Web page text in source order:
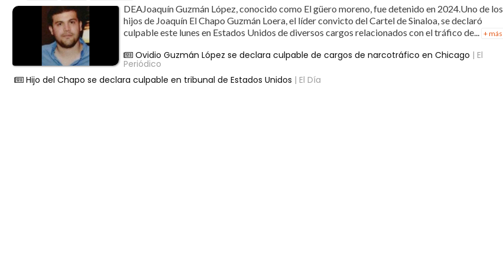
DEAJoaquín Guzmán López, conocido como El güero moreno, fue detenido en 2024.Uno de los
hijos de Joaquín El Chapo Guzmán Loera, el líder convicto del Cartel de Sinaloa, se declaró
culpable este lunes en Estados Unidos de diversos cargos relacionados con el tráfico de...
+ más
Ovidio Guzmán López se declara culpable de cargos de narcotráfico en Chicago | El
Periódico
Hijo del Chapo se declara culpable en tribunal de Estados Unidos | El Día